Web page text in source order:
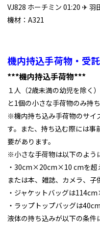
VJ828 ホーチミン 01:20 ✈
機材：A321
機内持込手荷物・受
***機内持込手荷物***
１人（2歳未満の幼児を除く
と1個の小さな手荷物のみ持
※機内持ち込み手荷物のサ
す。また、持ち込む際には
要があります。
※小さな手荷物は以下のよう
・30cm×20cm×10 cmを超
または本、雑誌、カメラ、子
・ジャケットバッグは
・ラップトップバッグは
液体の持ち込みが以下の条件